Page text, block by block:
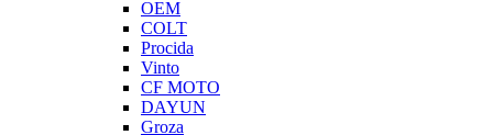
OEM
COLT
Procida
Vinto
CF MOTO
DAYUN
Groza